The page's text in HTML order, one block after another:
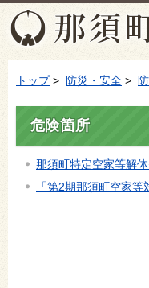
トップ> 防災・安全 >
危険箇所
那須町特定空家等解
「第2期那須町空家